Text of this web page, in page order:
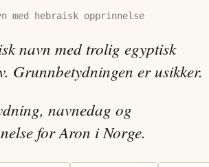
med hebraisk opprinnelse
navn med trolig egyptisk
Grunnbetydningen er usikker.
navnedag og
for Aron i Norge.